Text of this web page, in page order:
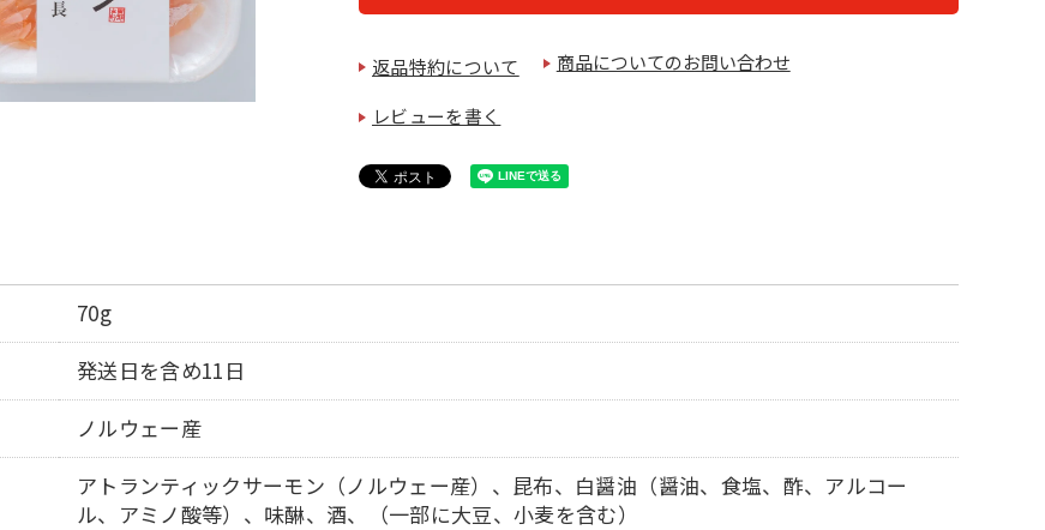
返品特約について 商品についてのお問い合わせ
レビューを書く
70g
発送日を含め11日
ノルウェー産
アトランティックサーモン（ノルウェー産）、昆布、白醤油（醤油、食塩、酢、アルコー
ル、アミノ酸等）、味醂、酒、（一部に大豆、小麦を含む）